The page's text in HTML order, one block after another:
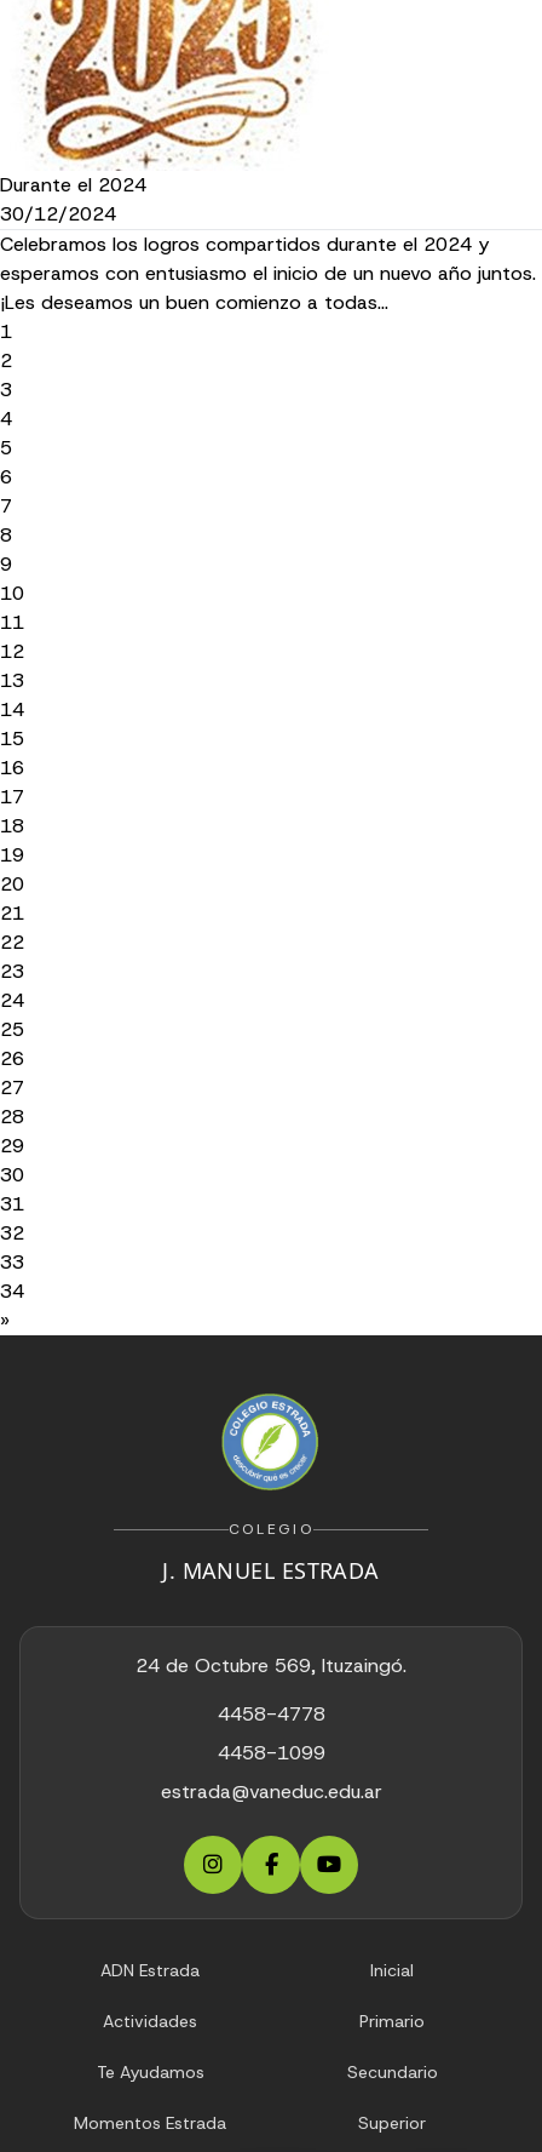
Durante el 2024
30/12/2024
Celebramos los logros compartidos durante el 2024 y
esperamos con entusiasmo el inicio de un nuevo año juntos.
¡Les deseamos un buen comienzo a todas…
1
2
3
4
5
6
7
8
9
10
11
12
13
14
15
16
17
18
19
20
21
22
23
24
25
26
27
28
29
30
31
32
33
34
»
COLEGIO
J. MANUEL ESTRADA
24 de Octubre 569, Ituzaingó.
4458-4778
4458-1099
estrada@vaneduc.edu.ar
ADN Estrada Inicial
Actividades Primario
Te Ayudamos Secundario
Momentos Estrada Superior